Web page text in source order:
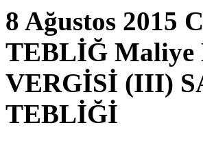
8 Ağustos 2015
TEBLİĞ Maliye
VERGİSİ (III)
TEBLİĞİ